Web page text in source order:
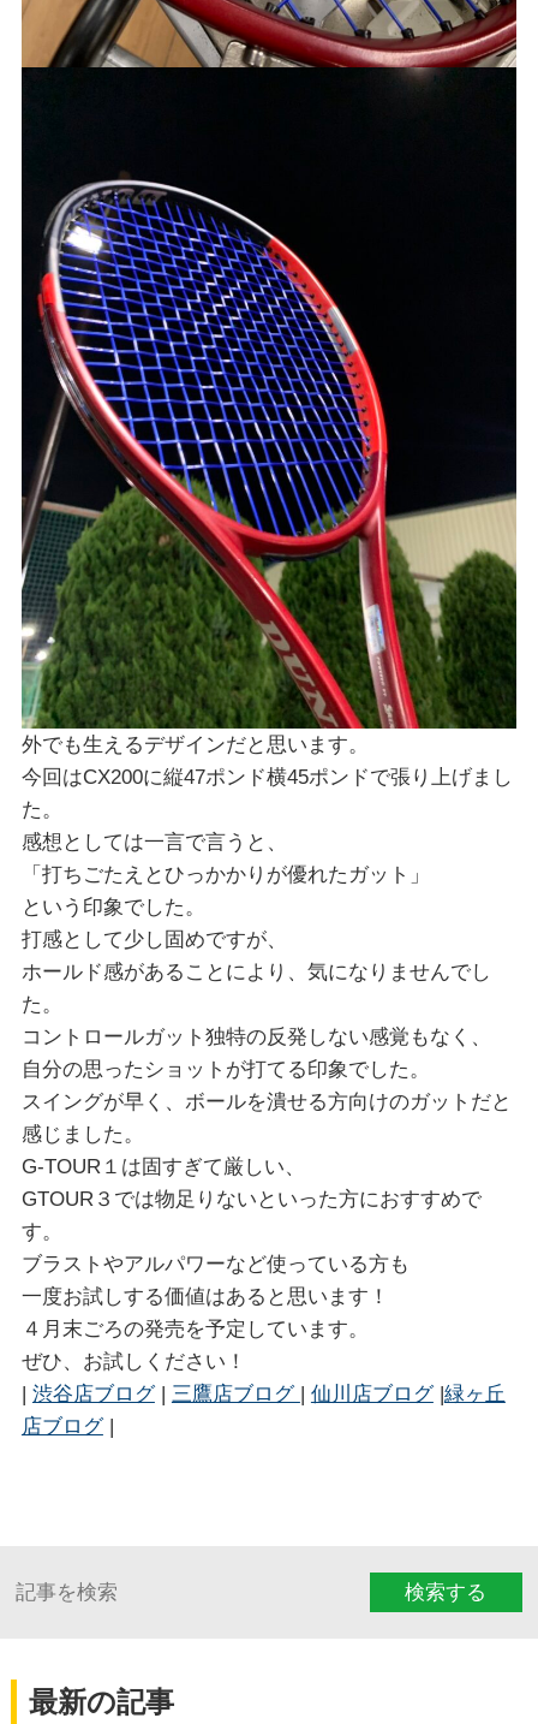
外でも生えるデザインだと思います。
今回はCX200に縦47ポンド横45ポンドで張り上げまし
た。
感想としては一言で言うと、
「打ちごたえとひっかかりが優れたガット」
という印象でした。
打感として少し固めですが、
ホールド感があることにより、気になりませんでし
た。
コントロールガット独特の反発しない感覚もなく、
自分の思ったショットが打てる印象でした。
スイングが早く、ボールを潰せる方向けのガットだと
感じました。
G-TOUR１は固すぎて厳しい、
GTOUR３では物足りないといった方におすすめで
す。
ブラストやアルパワーなど使っている方も
一度お試しする価値はあると思います！
４月末ごろの発売を予定しています。
ぜひ、お試しください！
| 渋谷店ブログ| 三鷹店ブログ | 仙川店ブログ|緑ヶ丘
店ブログ|
検索する
最新の記事